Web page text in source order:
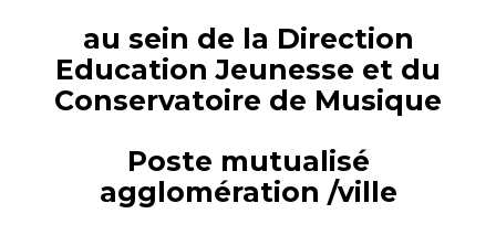
au sein de la Direction
Education Jeunesse et du
Conservatoire de Musique
Poste mutualisé
agglomération /ville